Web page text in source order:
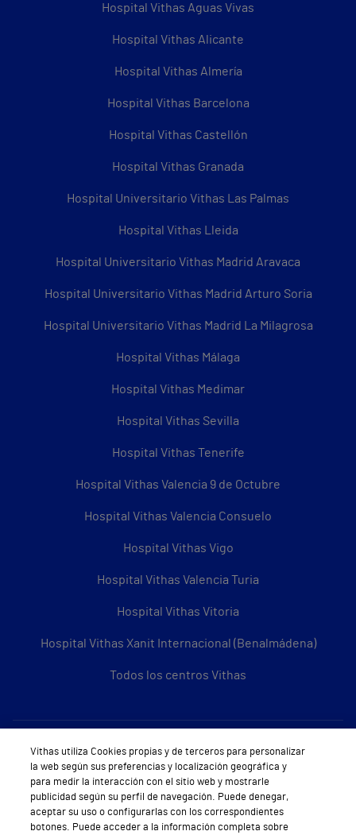
Hospital Vithas Aguas Vivas
Hospital Vithas Alicante
Hospital Vithas Almería
Hospital Vithas Barcelona
Hospital Vithas Castellón
Hospital Vithas Granada
Hospital Universitario Vithas Las Palmas
Hospital Vithas Lleida
Hospital Universitario Vithas Madrid Aravaca
Hospital Universitario Vithas Madrid Arturo Soria
Hospital Universitario Vithas Madrid La Milagrosa
Hospital Vithas Málaga
Hospital Vithas Medimar
Hospital Vithas Sevilla
Hospital Vithas Tenerife
Hospital Vithas Valencia 9 de Octubre
Hospital Vithas Valencia Consuelo
Hospital Vithas Vigo
Hospital Vithas Valencia Turia
Hospital Vithas Vitoria
Hospital Vithas Xanit Internacional (Benalmádena)
Todos los centros Vithas
Sobre Vithas
Quiénes somos
Trabajar en Vithas
Vithas utiliza Cookies propias y de terceros para personalizar
la web según sus preferencias y localización geográfica y
para medir la interacción con el sitio web y mostrarle
publicidad según su perfil de navegación. Puede denegar,
aceptar su uso o configurarlas con los correspondientes
botones. Puede acceder a la información completa sobre